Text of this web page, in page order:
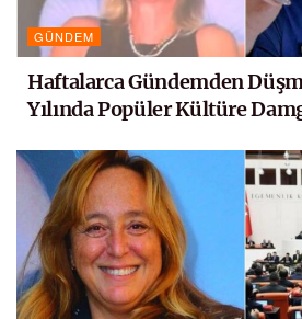
GÜNDEM
Haftalarca Gündemden
Yılında Popüler Kültüre